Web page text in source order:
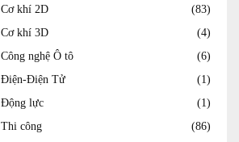
Cơ khí 2D
(83)
Cơ khí 3D
(4)
Công nghệ Ô tô
(6)
Điện-Điện Tử
(1)
Động lực
(1)
Thi công
(86)